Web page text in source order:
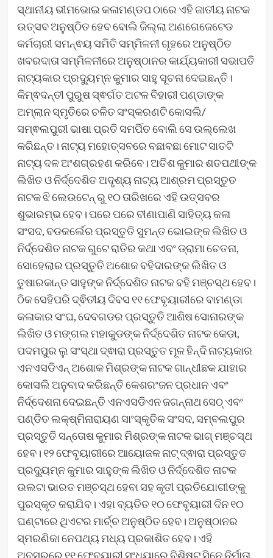
ସ୍ଥାନୀୟ ଭୀମଭୋଇ କଳାମଣ୍ଡପ ଠାରେ ଏହି ଜାତୀୟ ନାଟକ
ଉତ୍ସବ ଅନୁଷ୍ଠିତ ହେବ ବୋଲି ଜିଲ୍ଲା ଅଣଗେଜେଟେଡ
କର୍ମଚାରୀ ସମନ୍ଵୟ ସମିତି ସମ୍ମିଳନୀ ଗୃହରେ ଅନୁଷ୍ଠିତ
ଖବରଦାତା ସମ୍ମିଳନୀରେ ଅନୁଷ୍ଠାନର କାର୍ଯ୍ୟକାରୀ ସଭାପତି
ନାଟ୍ୟକାର ପ୍ରଦ୍ୟୁମ୍ନ କୁମାର ସାହୁ ସୂଚନା ଦେଇଛନ୍ତି।
କିମ୍ଵଦନ୍ତୀ ପୁରୁଷ ସ୍ଵର୍ଗତ ଅଟଳ ବିହାରୀ ପଣ୍ଡାଙ୍କ
ଅମ୍ଲାନ ସ୍ମୃତିରେ ଚଳିତ ସଂସ୍କରଣଟି କୋସଲି/
ସମ୍ଵଲପୁରୀ ଭାଷା ପ୍ରତି ସମର୍ପିତ ବୋଲି ସେ ଉଲ୍ଲେଖ
କରିଛନ୍ତ। ନାଟ୍ୟ ମହୋତ୍ସବରେ ବଛାବଛା ମୋଟ ସାତଟି
ନାଟ୍ୟ ଦଳ ଅଂଶଗ୍ରହଣ କରିବେ। ଅତିଶ କୁମାର ଶତପଥୀଙ୍କ
ଲିଖିତ ଓ ନିର୍ଦ୍ଦେଶିତ ଅଦୃଶ୍ୟ ନାଟ୍ୟ ଆଶ୍ରମ ପ୍ରସ୍ତୁତ
ନାଟକ ଝି ଲେଉଟେନ୍ ରୁ ୧୦ ତାରିଖରେ ଏହି ଉତ୍ସବର
ଶୁଭାରମ୍ଭ ହେବ। ପରେ ପରେ ବୀଣାପାଣି ସାହିତ୍ୟ କଳା
ସଂସଦ, ବଡକର୍ଲେର ପ୍ରସ୍ତୁତି ସୁମନ୍ତ ଭୋଇଙ୍କ ଲିଖିତ ଓ
ନିର୍ଦ୍ଦେଶିତ ନାଟକ ଗୁଟେ ରାତିର କଥା ଏବଂ ଡ୍ରାମା ଚେତନା,
ସୋହେଲାର ପ୍ରସ୍ତୁତି ଅଶୋକ ବହିଦାରଙ୍କ ଲିଖିତ ଓ
ତୁଷାରକାନ୍ତ ସାହୁଙ୍କ ନିର୍ଦ୍ଦେଶିତ ନାଟକ ବହି ମଞ୍ଚସ୍ଥ ହେବ।
ଠିକ ସେହିପରି ଦ୍ଵିତୀୟ ଦିବସ ୧୧ ଫେବୃୟାରୀରେ ବାମଣ୍ଡା
କଳାକାର ସଂଘ, ଦେବଗଡର ପ୍ରସ୍ତୁତି ଆଶିଷ ସୋନାରଙ୍କ
ଲିଖିତ ଓ ମଙ୍ଗଲ ମହାକୁଡଙ୍କ ନିର୍ଦ୍ଦେଶିତ ନାଟକ କେଡା,
ପଦମପୁର ଲୁ ସଂସ୍ଥା ଦ୍ଵାରା ପ୍ରସ୍ତୁତ ମୂଳ ହିନ୍ଦି ନାଟ୍ୟକାର
ଏନଏସଡିଏନ୍ ଅଶୋକ ମିଶ୍ରଙ୍କ ନାଟକ ଗାନ୍ଧୀଛକ ଯାହାର
କୋସଲି ଅନୁବାଦ କରିଛନ୍ତି କେଶରଂଜନ ପ୍ରଧାନ ଏବଂ
ନିର୍ଦ୍ଦେଶନା ଦେଇଛନ୍ତି ଏନଏସଡିଏନ ଜଗନ୍ନାଥ ସେଠ୍ ଏବଂ
ପଣ୍ଡିତ ଲକ୍ଷ୍ମିନାରାୟଣ ସାଂସ୍କୃତିକ ସଂସଦ, ସମ୍ବଲପୁର
ପ୍ରସ୍ତୁତି ସନ୍ତୋଷ କୁମାର ମିଶ୍ରଙ୍କ ନାଟକ ଭାଗ୍ ମଞ୍ଚସ୍ଥ
ହେବ। ୧୨ ଫେବୃୟାରୀରେ ଆୟୋଜକ ନାଟ୍ ଦ୍ଵାରା ପ୍ରସ୍ତୁତ
ପ୍ରଦ୍ୟୁମ୍ନ କୁମାର ସାହୁଙ୍କ ଲିଖିତ ଓ ନିର୍ଦ୍ଦେଶିତ ନାଟକ
ଉଲଟା ଭାରତ ମଞ୍ଚସ୍ଥ ହେବା ସହ କୃତୀ ପ୍ରତିଯୋଗୀଙ୍କୁ
ପୁରସ୍କୃତ କରାଯିବ। ଏହା ବ୍ୟତିତ ୧୦ ଫେବୃୟାରୀ ଦିନ ୧୦
ଘଣ୍ଟାରେ ଥିଏଟର ମାର୍ଚ୍ଚ ଅନୁଷ୍ଠିତ ହେବ। ଅନୁଷ୍ଠାନର
ସ୍ମରଣିକା ନେପଥ୍ୟ ମଧ୍ୟ ପ୍ରକାଶିତ ହେବ। ଏହି
ଅବସରରେ ୧୧ ଫେବୃୟାରୀ ସଂଧ୍ୟାରେ ବିଶିଷ୍ଟ ସିନେ ନିର୍ମାତା